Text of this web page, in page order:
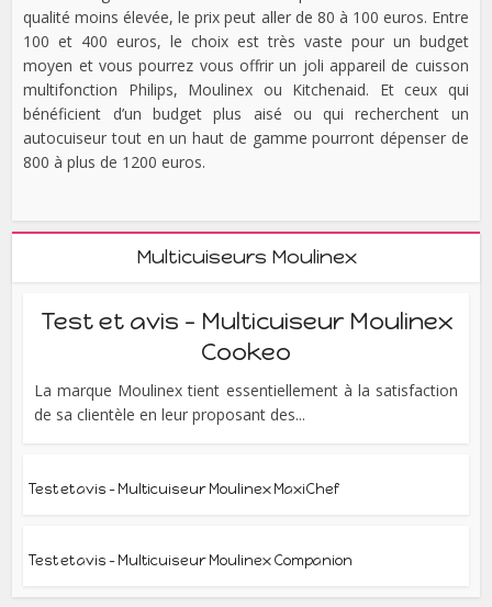
qualité moins élevée, le prix peut aller de 80 à 100 euros. Entre
100 et 400 euros, le choix est très vaste pour un budget
moyen et vous pourrez vous offrir un joli appareil de cuisson
multifonction Philips, Moulinex ou Kitchenaid. Et ceux qui
bénéficient d’un budget plus aisé ou qui recherchent un
autocuiseur tout en un haut de gamme pourront dépenser de
800 à plus de 1200 euros.
Multicuiseurs Moulinex
Test et avis – Multicuiseur Moulinex
Cookeo
La marque Moulinex tient essentiellement à la satisfaction
de sa clientèle en leur proposant des...
Test et avis – Multicuiseur Moulinex MaxiChef
Test et avis – Multicuiseur Moulinex Companion